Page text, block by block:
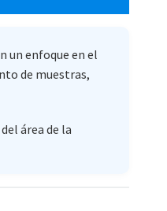
un enfoque en el
de muestras,
área de la